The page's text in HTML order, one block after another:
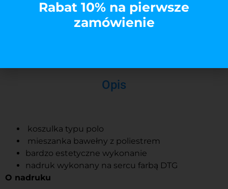
Opis
koszulka typu polo
mieszanka bawełny z poliestrem
bardzo estetyczne wykonanie
nadruk wykonany na sercu farbą DTG
O nadruku
Rabat 10% na pierwsze
zamówienie